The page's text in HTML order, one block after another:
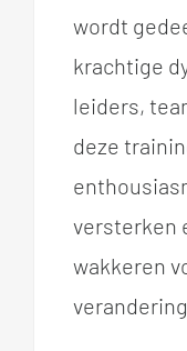
wordt
krachtige
leiders,
deze
versterken
wakkeren